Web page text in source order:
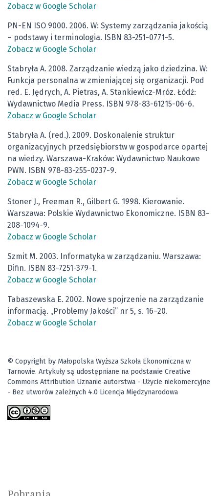
Zobacz w Google Scholar
PN-EN ISO 9000. 2006. W: Systemy zarządzania jakością
– podstawy i terminologia. ISBN 83-251-0771-5.
Zobacz w Google Scholar
Stabryła A. 2008. Zarządzanie wiedzą jako dziedzina. W:
Funkcja personalna w zmieniającej się organizacji. Pod
red. E. Jędrych, A. Pietras, A. Stankiewicz-Mróz. Łódź:
Wydawnictwo Media Press. ISBN 978-83-61215-06-6.
Zobacz w Google Scholar
Stabryła A. (red.). 2009. Doskonalenie struktur
organizacyjnych przedsiębiorstw w gospodarce opartej
na wiedzy. Warszawa-Kraków: Wydawnictwo Naukowe
PWN. ISBN 978-83-255-0237-9.
Zobacz w Google Scholar
Stoner J., Freeman R., Gilbert G. 1998. Kierowanie.
Warszawa: Polskie Wydawnictwo Ekonomiczne. ISBN 83-
208-1094-9.
Zobacz w Google Scholar
Szmit M. 2003. Informatyka w zarządzaniu. Warszawa:
Difin. ISBN 83-7251-379-1.
Zobacz w Google Scholar
Tabaszewska E. 2002. Nowe spojrzenie na zarządzanie
informacją. „Problemy Jakości” nr 5, s. 16–20.
Zobacz w Google Scholar
© Copyright by Małopolska Wyższa Szkoła Ekonomiczna w
Tarnowie. Artykuły są udostępniane na podstawie Creative
Commons Attribution Uznanie autorstwa - Użycie niekomercyjne
- Bez utworów zależnych 4.0 Licencja Międzynarodowa